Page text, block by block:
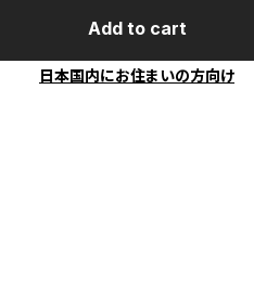
Add to cart
日本国内にお住まいの方向け